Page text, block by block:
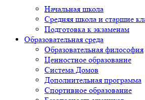
Начальная школа
Средняя школа и старшие
Подготовка к экзаменам
Образовательная среда
Образовательная философия
Ценностное образование
Система Домов
Дополнительная программа
Спортивное образование